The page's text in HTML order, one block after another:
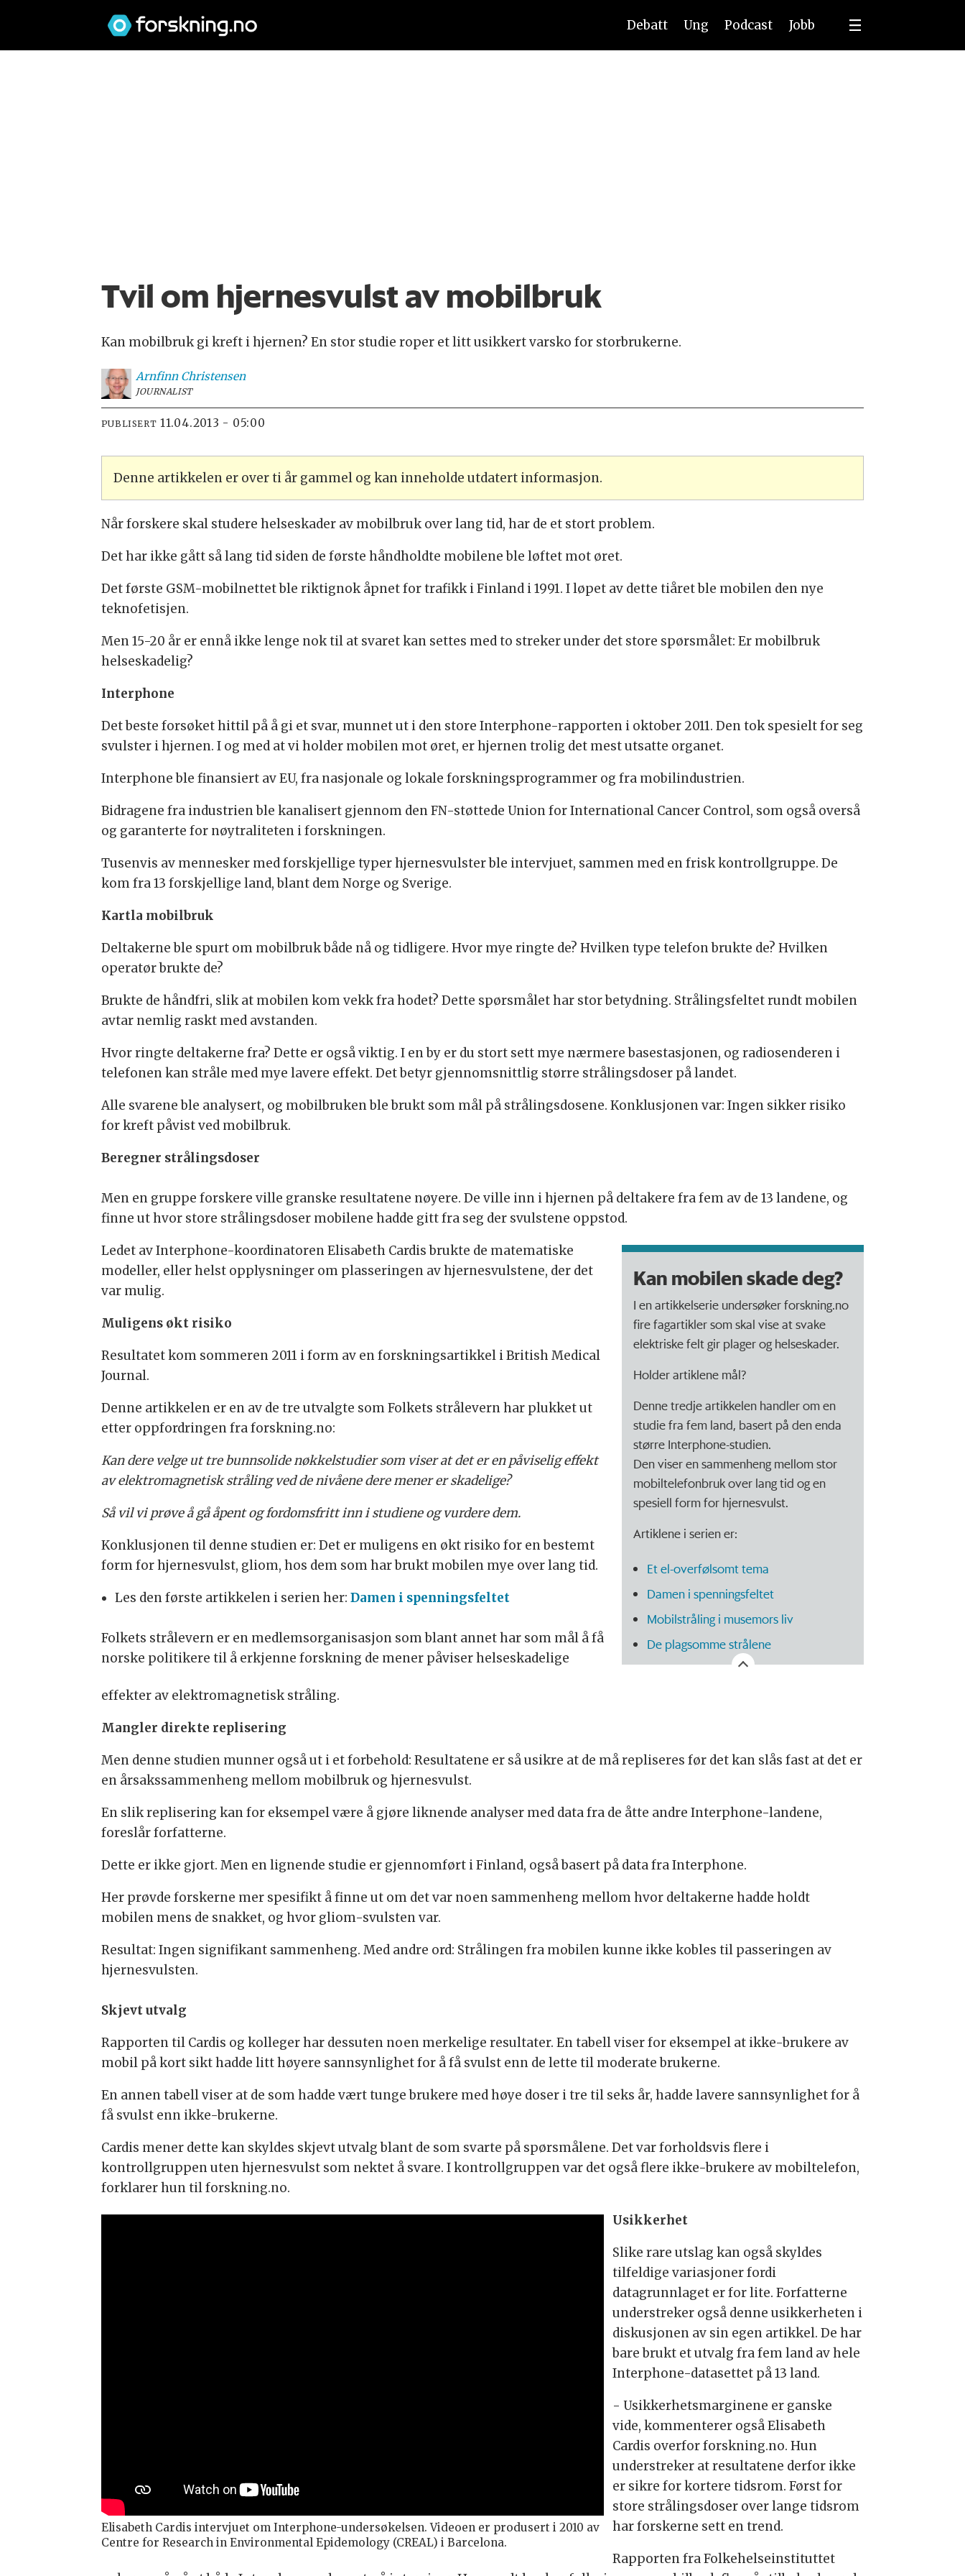
Debatt Ung Podcast Jobb
Tvil om hjernesvulst av mobilbruk
Kan mobilbruk gi kreft i hjernen? En stor studie roper et litt usikkert varsko for storbrukerne.
Arnfinn Christensen
JOURNALIST
PUBLISERT 11.04.2013 - 05:00
Denne artikkelen er over ti år gammel og kan inneholde utdatert informasjon.
Når forskere skal studere helseskader av mobilbruk over lang tid, har de et stort problem.
Det har ikke gått så lang tid siden de første håndholdte mobilene ble løftet mot øret.
Det første GSM-mobilnettet ble riktignok åpnet for trafikk i Finland i 1991. I løpet av dette tiåret ble mobilen den nye
teknofetisjen.
Men 15-20 år er ennå ikke lenge nok til at svaret kan settes med to streker under det store spørsmålet: Er mobilbruk
helseskadelig?
Interphone
Det beste forsøket hittil på å gi et svar, munnet ut i den store Interphone-rapporten i oktober 2011. Den tok spesielt for seg
svulster i hjernen. I og med at vi holder mobilen mot øret, er hjernen trolig det mest utsatte organet.
Interphone ble finansiert av EU, fra nasjonale og lokale forskningsprogrammer og fra mobilindustrien.
Bidragene fra industrien ble kanalisert gjennom den FN-støttede Union for International Cancer Control, som også overså
og garanterte for nøytraliteten i forskningen.
Tusenvis av mennesker med forskjellige typer hjernesvulster ble intervjuet, sammen med en frisk kontrollgruppe. De
kom fra 13 forskjellige land, blant dem Norge og Sverige.
Kartla mobilbruk
Deltakerne ble spurt om mobilbruk både nå og tidligere. Hvor mye ringte de? Hvilken type telefon brukte de? Hvilken
operatør brukte de?
Brukte de håndfri, slik at mobilen kom vekk fra hodet? Dette spørsmålet har stor betydning. Strålingsfeltet rundt mobilen
avtar nemlig raskt med avstanden.
Hvor ringte deltakerne fra? Dette er også viktig. I en by er du stort sett mye nærmere basestasjonen, og radiosenderen i
telefonen kan stråle med mye lavere effekt. Det betyr gjennomsnittlig større strålingsdoser på landet.
Alle svarene ble analysert, og mobilbruken ble brukt som mål på strålingsdosene. Konklusjonen var: Ingen sikker risiko
for kreft påvist ved mobilbruk.
Beregner strålingsdoser
Men en gruppe forskere ville granske resultatene nøyere. De ville inn i hjernen på deltakere fra fem av de 13 landene, og
finne ut hvor store strålingsdoser mobilene hadde gitt fra seg der svulstene oppstod.
Kan mobilen skade deg?
I en artikkelserie undersøker forskning.no
fire fagartikler som skal vise at svake
elektriske felt gir plager og helseskader.
Holder artiklene mål?
Denne tredje artikkelen handler om en
studie fra fem land, basert på den enda
større Interphone-studien.
Den viser en sammenheng mellom stor
mobiltelefonbruk over lang tid og en
spesiell form for hjernesvulst.
Artiklene i serien er:
Et el-overfølsomt tema
Damen i spenningsfeltet
Mobilstråling i musemors liv
De plagsomme strålene
Ledet av Interphone-koordinatoren Elisabeth Cardis brukte de matematiske
modeller, eller helst opplysninger om plasseringen av hjernesvulstene, der det
var mulig.
Muligens økt risiko
Resultatet kom sommeren 2011 i form av en forskningsartikkel i British Medical
Journal.
Denne artikkelen er en av de tre utvalgte som Folkets strålevern har plukket ut
etter oppfordringen fra forskning.no:
Kan dere velge ut tre bunnsolide nøkkelstudier som viser at det er en påviselig effekt
av elektromagnetisk stråling ved de nivåene dere mener er skadelige?
Så vil vi prøve å gå åpent og fordomsfritt inn i studiene og vurdere dem.
Konklusjonen til denne studien er: Det er muligens en økt risiko for en bestemt
form for hjernesvulst, gliom, hos dem som har brukt mobilen mye over lang tid.
Les den første artikkelen i serien her: Damen i spenningsfeltet
Folkets strålevern er en medlemsorganisasjon som blant annet har som mål å få
norske politikere til å erkjenne forskning de mener påviser helseskadelige
effekter av elektromagnetisk stråling.
Mangler direkte replisering
Men denne studien munner også ut i et forbehold: Resultatene er så usikre at de må repliseres før det kan slås fast at det er
en årsakssammenheng mellom mobilbruk og hjernesvulst.
En slik replisering kan for eksempel være å gjøre liknende analyser med data fra de åtte andre Interphone-landene,
foreslår forfatterne.
Dette er ikke gjort. Men en lignende studie er gjennomført i Finland, også basert på data fra Interphone.
Her prøvde forskerne mer spesifikt å finne ut om det var noen sammenheng mellom hvor deltakerne hadde holdt
mobilen mens de snakket, og hvor gliom-svulsten var.
Resultat: Ingen signifikant sammenheng. Med andre ord: Strålingen fra mobilen kunne ikke kobles til passeringen av
hjernesvulsten.
Skjevt utvalg
Rapporten til Cardis og kolleger har dessuten noen merkelige resultater. En tabell viser for eksempel at ikke-brukere av
mobil på kort sikt hadde litt høyere sannsynlighet for å få svulst enn de lette til moderate brukerne.
En annen tabell viser at de som hadde vært tunge brukere med høye doser i tre til seks år, hadde lavere sannsynlighet for å
få svulst enn ikke-brukerne.
Cardis mener dette kan skyldes skjevt utvalg blant de som svarte på spørsmålene. Det var forholdsvis flere i
kontrollgruppen uten hjernesvulst som nektet å svare. I kontrollgruppen var det også flere ikke-brukere av mobiltelefon,
forklarer hun til forskning.no.
Elisabeth Cardis intervjuet om Interphone-undersøkelsen. Videoen er produsert i 2010 av
Centre for Research in Environmental Epidemology (CREAL) i Barcelona.
Usikkerhet
Slike rare utslag kan også skyldes
tilfeldige variasjoner fordi
datagrunnlaget er for lite. Forfatterne
understreker også denne usikkerheten i
diskusjonen av sin egen artikkel. De har
bare brukt et utvalg fra fem land av hele
Interphone-datasettet på 13 land.
- Usikkerhetsmarginene er ganske
vide, kommenterer også Elisabeth
Cardis overfor forskning.no. Hun
understreker at resultatene derfor ikke
er sikre for kortere tidsrom. Først for
store strålingsdoser over lange tidsrom
har forskerne sett en trend.
Rapporten fra Folkehelseinstituttet